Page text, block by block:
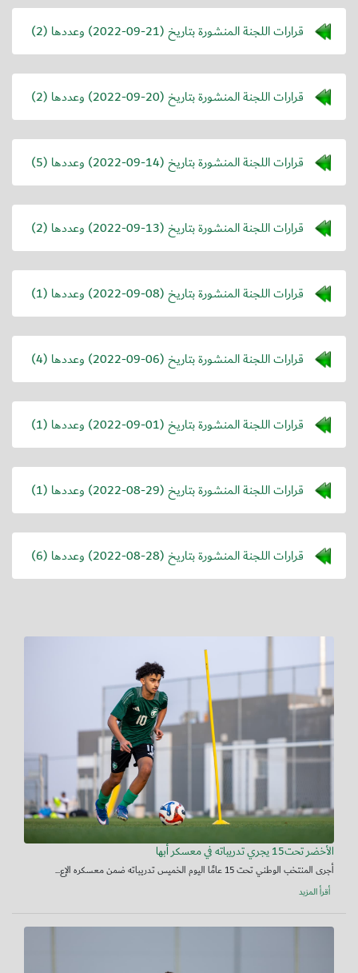
قرارات اللجنة المنشورة بتاريخ (2022-09-21) وعددها (2)
قرارات اللجنة المنشورة بتاريخ (2022-09-20) وعددها (2)
قرارات اللجنة المنشورة بتاريخ (2022-09-14) وعددها (5)
قرارات اللجنة المنشورة بتاريخ (2022-09-13) وعددها (2)
قرارات اللجنة المنشورة بتاريخ (2022-09-08) وعددها (1)
قرارات اللجنة المنشورة بتاريخ (2022-09-06) وعددها (4)
قرارات اللجنة المنشورة بتاريخ (2022-09-01) وعددها (1)
قرارات اللجنة المنشورة بتاريخ (2022-08-29) وعددها (1)
قرارات اللجنة المنشورة بتاريخ (2022-08-28) وعددها (6)
الأخضر تحت15 يجري تدريباته في معسكر أبها
أجرى المنتخب الوطني تحت 15 عامًا اليوم الخميس تدريباته ضمن معسكره الإع...
أقرأ المزيد